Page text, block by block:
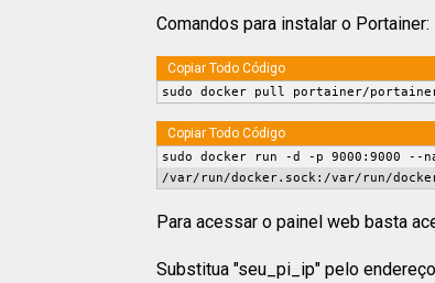
Comandos para instalar o Portainer:
Copiar Todo Código
sudo docker pull portainer/
Copiar Todo Código
sudo docker run -d -p 9000:9000 --
/var/run/docker.sock:/var/run/
Para acessar o painel web basta
Substitua "seu_pi_ip" pelo